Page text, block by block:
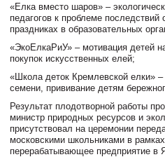
«Елка вместо шаров» –
педагогов к проблеме
праздниках в образовательных
«ЭкоЕлкаРиУ» – мотивация детей
покупок искусственных елей;
«Школа деток Кремлевской елки» –
семени, прививание детям
Результат плодотворной работы
министр природных ресурсов и
присутствовал на церемонии
московскими школьниками в
перерабатывающее предприятие в